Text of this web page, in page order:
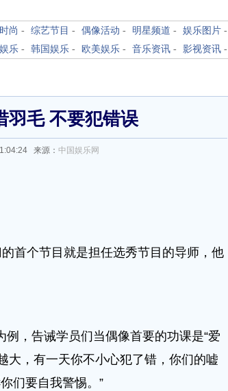
尚 - 综艺节目 - 偶像活动 - 明星频道 - 娱乐图片 -
乐 - 韩国娱乐 - 欧美娱乐 - 音乐资讯 - 影视资讯 -
羽毛 不要犯错误
来源： 中国娱乐网
首个节目就是担任选秀节目的导师，他
，告诫学员们当偶像首要的功课是“爱
大，有一天你不小心犯了错，你们的嘘
们要自我警惕。”